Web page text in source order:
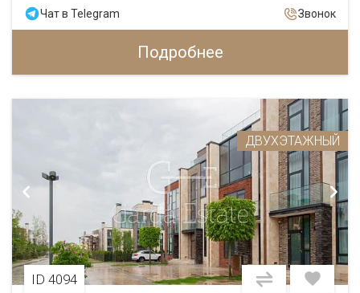
Чат в Telegram Звонок
Подробнее
ДВУХЭТАЖНЫЙ
ID 4094